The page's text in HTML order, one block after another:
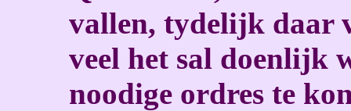
vallen, tydelijk daar
veel het sal doenlijk
noodige ordres te